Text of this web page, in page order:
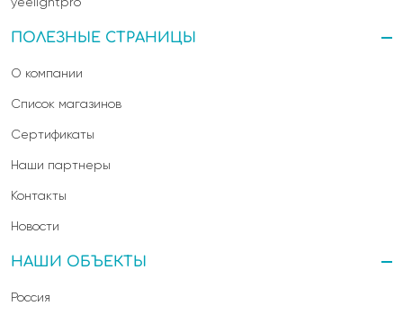
ПОЛЕЗНЫЕ СТРАНИЦЫ
О компании
Список магазинов
Сертификаты
Наши партнеры
Контакты
Новости
НАШИ ОБЪЕКТЫ
Россия